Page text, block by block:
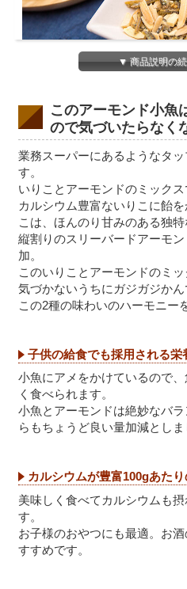
▼ 商品説明の
このアーモンド小魚
ので気づいたらなく
業務スーパーにあるようなタ
す。
いりことアーモンドのミックス
カルシウム豊富ないりこに飴
こは、ほんのり甘みのある独特
縦割りのスリーバードアーモ
加。
このいりことアーモンドのミ
気づかないうちにガジガジかん
この2種の味わいのハーモニー
子供の給食でも採用される栄
小魚にアメをかけているので
く食べられます。
小魚とアーモンドは絶妙なバ
らもちょうど良い量加減としま
カルシウムが豊富100gあた
美味しく食べてカルシウムも
す。
お子様のおやつにも最適。お
すすめです。